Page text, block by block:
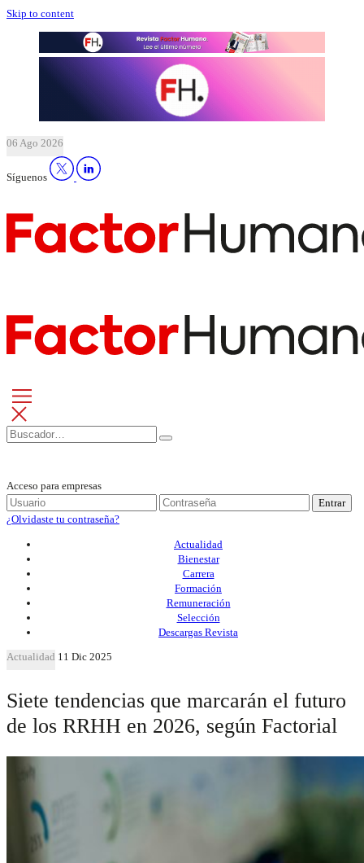
Skip to content
06 Ago 2026
Síguenos
Acceso para empresas
Entrar
¿Olvidaste tu contraseña?
Actualidad
Bienestar
Carrera
Formación
Remuneración
Selección
Descargas Revista
Actualidad 11 Dic 2025
Siete tendencias que marcarán el futuro
de los RRHH en 2026, según Factorial